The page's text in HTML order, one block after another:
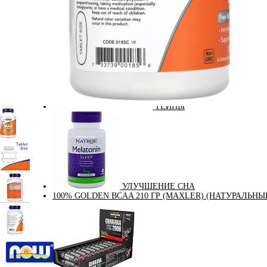
СПОРТИВНЫЕ БАТОНЧИКИ
ТЕЙПЫ
УЛУЧШЕНИЕ СНА
100% GOLDEN BCAA 210 ГР (MAXLER)